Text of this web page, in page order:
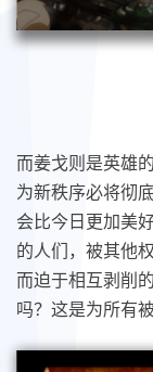
而姜戈则是英雄
为新秩序必将彻
会比今日更加美
的人们，被其他
而迫于相互剥削
吗？这是为所有